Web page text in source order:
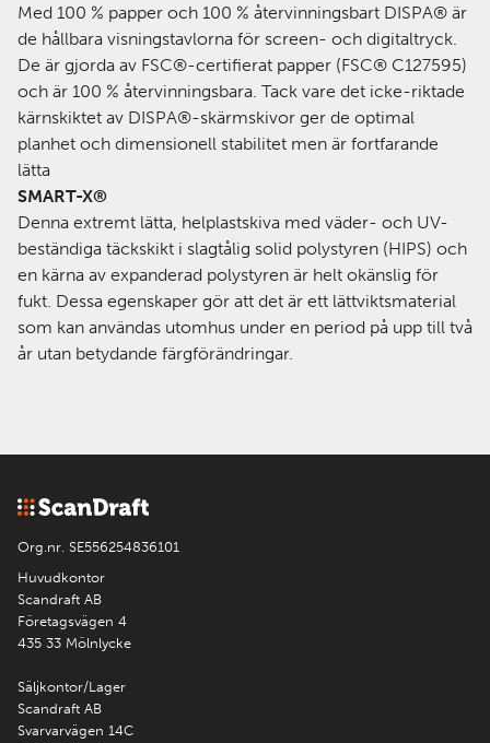
Med 100 % papper och 100 % återvinningsbart DISPA® är
de hållbara visningstavlorna för screen- och digitaltryck.
De är gjorda av FSC®-certifierat papper (FSC® C127595)
och är 100 % återvinningsbara. Tack vare det icke-riktade
kärnskiktet av DISPA®-skärmskivor ger de optimal
planhet och dimensionell stabilitet men är fortfarande
lätta
SMART-X®
Denna extremt lätta, helplastskiva med väder- och UV-
beständiga täckskikt i slagtålig solid polystyren (HIPS) och
en kärna av expanderad polystyren är helt okänslig för
fukt. Dessa egenskaper gör att det är ett lättviktsmaterial
som kan användas utomhus under en period på upp till två
år utan betydande färgförändringar.
Org.nr. SE556254836101
Huvudkontor
Scandraft AB
Företagsvägen 4
435 33 Mölnlycke
Säljkontor/Lager
Scandraft AB
Svarvarvägen 14C